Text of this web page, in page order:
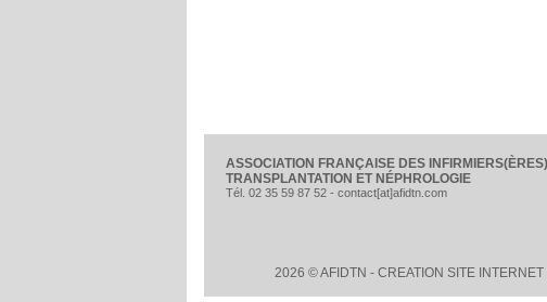
ASSOCIATION FRANÇAISE DES
TRANSPLANTATION ET NÉPHROLOGIE
Tél. 02 35 59 87 52 - contact[at]afidtn.com
2026 © AFIDTN - CREATION SITE